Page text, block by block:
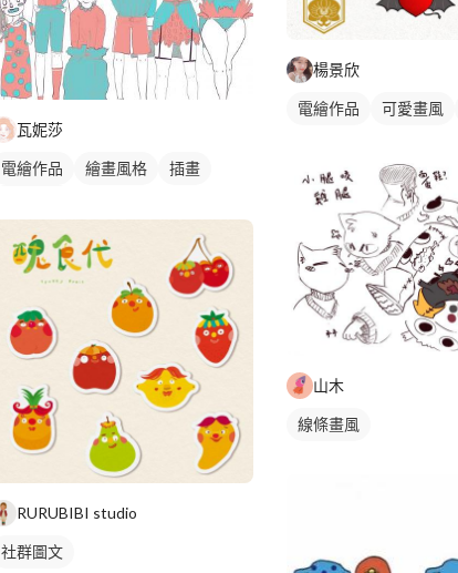
瓦妮莎
電繪作品 繪畫風格
插畫
RURUBIBI studio
社群圖文
楊景欣
電繪作品 可愛畫風
山木
線條畫風